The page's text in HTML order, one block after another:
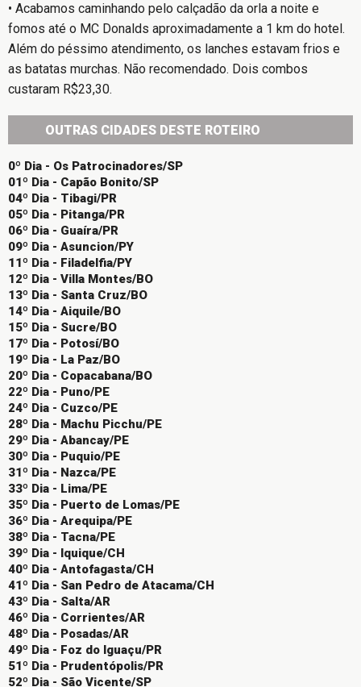
• Acabamos caminhando pelo calçadão da orla a noite e
fomos até o MC Donalds aproximadamente a 1 km do hotel.
Além do péssimo atendimento, os lanches estavam frios e
as batatas murchas. Não recomendado. Dois combos
custaram R$23,30.
OUTRAS CIDADES DESTE ROTEIRO
0º Dia - Os Patrocinadores/SP
01º Dia - Capão Bonito/SP
04º Dia - Tibagi/PR
05º Dia - Pitanga/PR
06º Dia - Guaíra/PR
09º Dia - Asuncion/PY
11º Dia - Filadelfia/PY
12º Dia - Villa Montes/BO
13º Dia - Santa Cruz/BO
14º Dia - Aiquile/BO
15º Dia - Sucre/BO
17º Dia - Potosí/BO
19º Dia - La Paz/BO
20º Dia - Copacabana/BO
22º Dia - Puno/PE
24º Dia - Cuzco/PE
28º Dia - Machu Picchu/PE
29º Dia - Abancay/PE
30º Dia - Puquio/PE
31º Dia - Nazca/PE
33º Dia - Lima/PE
35º Dia - Puerto de Lomas/PE
36º Dia - Arequipa/PE
38º Dia - Tacna/PE
39º Dia - Iquique/CH
40º Dia - Antofagasta/CH
41º Dia - San Pedro de Atacama/CH
43º Dia - Salta/AR
46º Dia - Corrientes/AR
48º Dia - Posadas/AR
49º Dia - Foz do Iguaçu/PR
51º Dia - Prudentópolis/PR
52º Dia - São Vicente/SP